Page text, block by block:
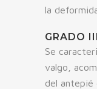
la
GRADO III
Se
valgo,
del antepié